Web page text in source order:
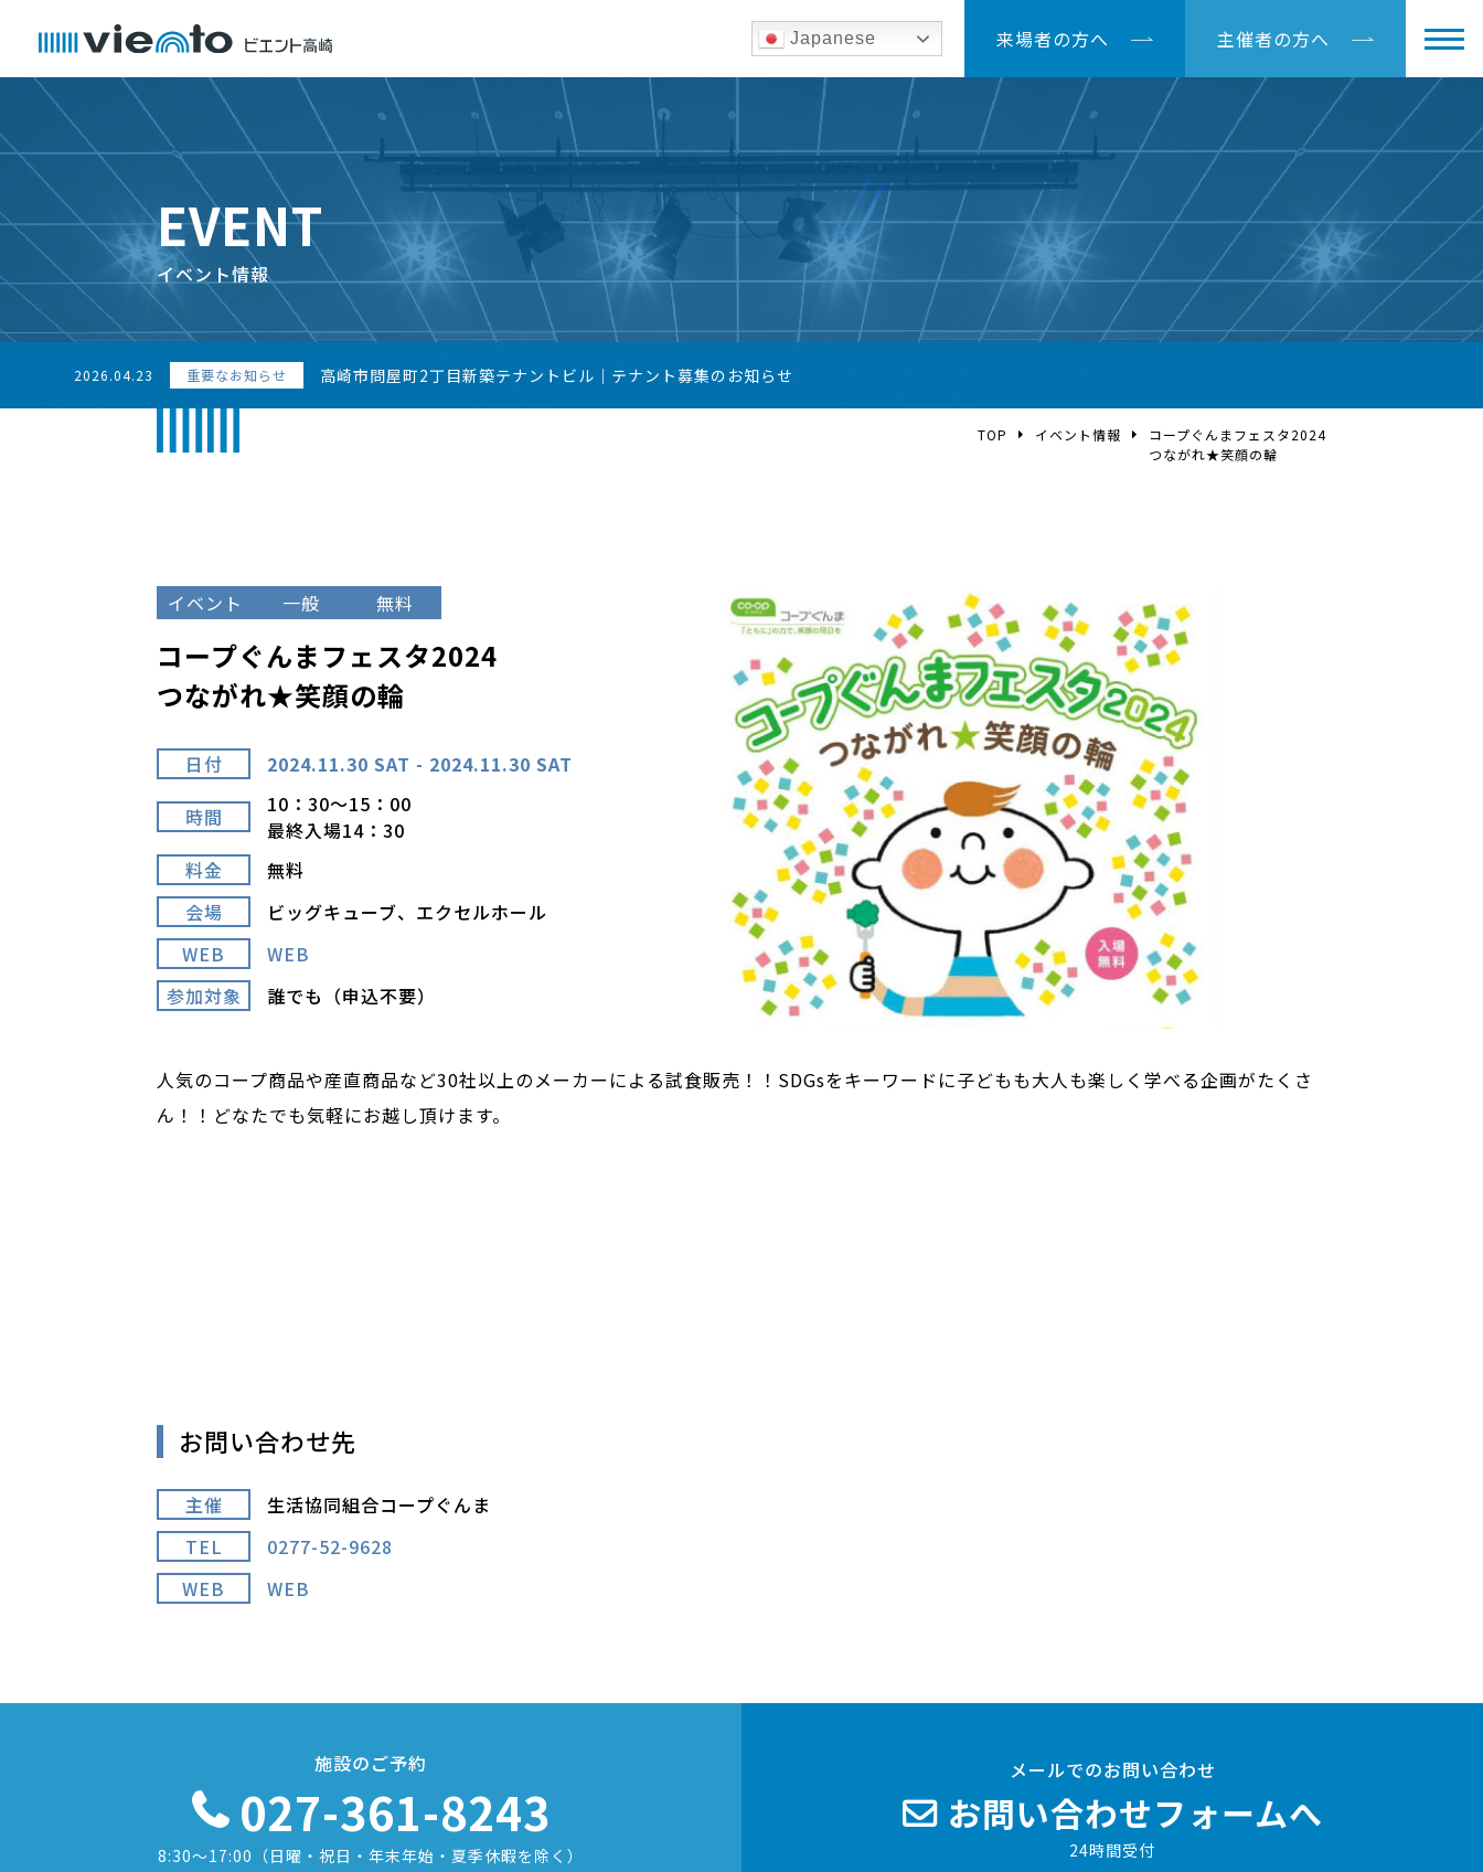
Japanese 来場者の方へ 主催者の方へ
EVENT
イベント情報
2026.04.23 重要なお知らせ 高崎市問屋町2丁目新築テナントビル｜テナント募集のお知らせ
TOP イベント情報
コープぐんまフェスタ2024
つながれ★笑顔の輪
イベント 一般 無料
コープぐんまフェスタ2024
つながれ★笑顔の輪
日付
2024.11.30 SAT - 2024.11.30 SAT
時間
10：30～15：00
最終入場14：30
料金
無料
会場
ビッグキューブ、エクセルホール
WEB
WEB
参加対象
誰でも（申込不要）
人気のコープ商品や産直商品など30社以上のメーカーによる試食販売！！SDGsをキーワードに子どもも大人も楽しく学べる企画がたくさ
ん！！どなたでも気軽にお越し頂けます。
お問い合わせ先
主催
生活協同組合コープぐんま
TEL
0277-52-9628
WEB
WEB
施設のご予約
027-361-8243
8:30〜17:00 （日曜・祝日・年末年始・夏季休暇を除く）
メールでのお問い合わせ
お問い合わせフォームへ
24時間受付